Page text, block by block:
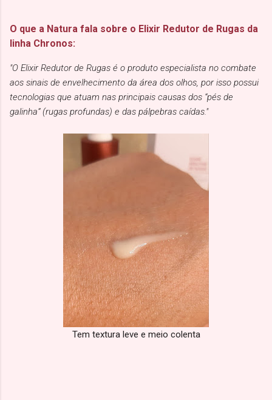
O que a Natura fala sobre o Elixir Redutor de Rugas da
linha Chronos:
"O Elixir Redutor de Rugas é o produto especialista no combate
aos sinais de envelhecimento da área dos olhos, por isso possui
tecnologias que atuam nas principais causas dos “pés de
galinha” (rugas profundas) e das pálpebras caídas."
Tem textura leve e meio colenta